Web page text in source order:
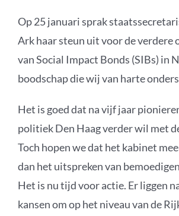
Impact
Podcast
Op 25 januari sprak
Ark haar steun uit voor de verdere
van Social Impact Bonds (SIBs) in
boodschap die wij van harte
Het is goed dat na vijf jaar
politiek Den Haag verder wil met
Toch hopen we dat het kabinet
dan het uitspreken van
Het is nu tijd voor actie. Er liggen
kansen om op het niveau van de